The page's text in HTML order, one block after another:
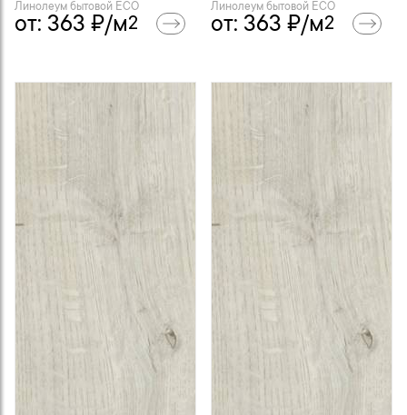
Линолеум бытовой ECO
от: 363 ₽/м2
Линолеум бытовой ECO
от: 363 ₽/м2